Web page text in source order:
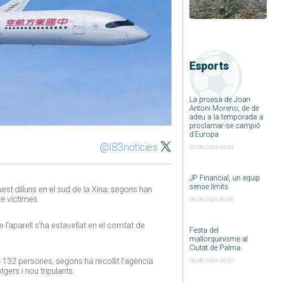
Esports
La proesa de Joan
Antoni Moreno, de dir
adeu a la temporada a
proclamar-se campió
d’Europa
07/08/2026 04:50
JP Financial, un equip
sense límits
06/08/2026 05:54
Festa del
mallorquinisme al
Ciutat de Palma
06/08/2026 05:50
@IB3noticies
dilluns en el sud de la Xina, segons han
víctimes.
s’ha estavellat en el comtat de
persones, segons ha recollit l’agència
i nou tripulants.